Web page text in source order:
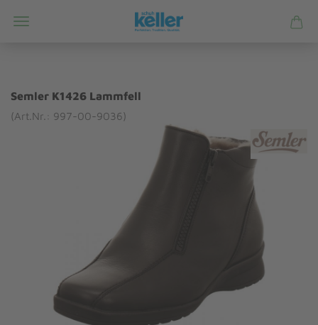
Semler K1426 Lammfell
(Art.Nr.: 997-00-9036)